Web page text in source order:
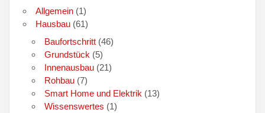
Allgemein (1)
Hausbau (61)
Baufortschritt (46)
Grundstück (5)
Innenausbau (21)
Rohbau (7)
Smart Home und Elektrik (13)
Wissenswertes (1)